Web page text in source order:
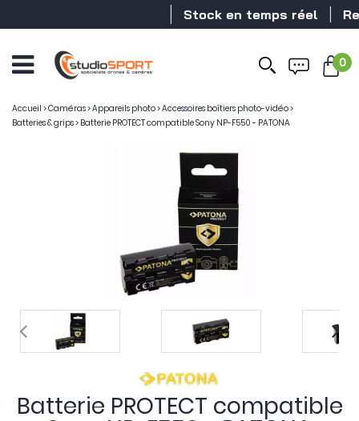
Stock en temps réel
0
Accueil >Caméras>Appareils photo>Accessoires boîtiers photo-vidéo>
Batteries & grips> Batterie PROTECT compatible Sony NP-F550 - PATONA
Batterie PROTECT compatible